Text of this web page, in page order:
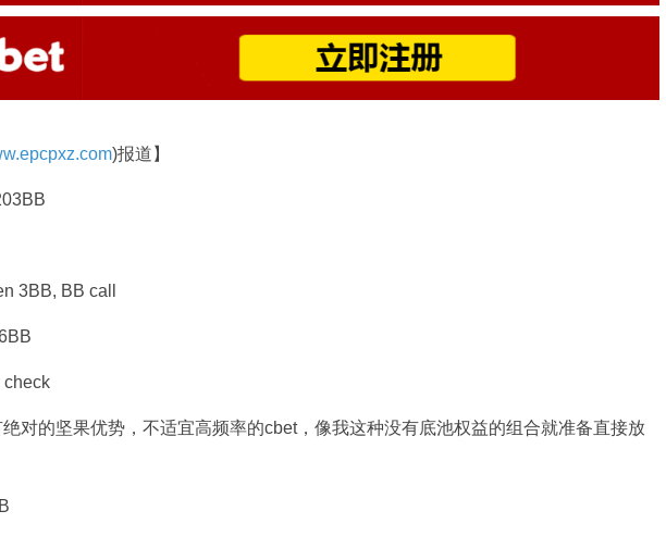
)报道】
3BB, BB call
check
对的坚果优势，不适宜高频率的cbet，像我这种没有底池权益的组合就准备直接放